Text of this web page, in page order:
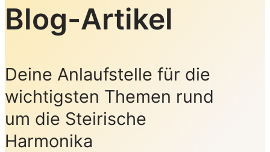
Blog-Artikel
Deine Anlaufstelle für die
wichtigsten Themen rund
um die Steirische
Harmonika